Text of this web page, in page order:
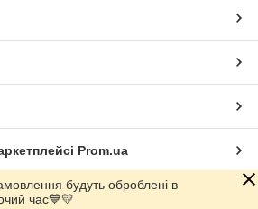
Prom.ua
будуть оброблені в
час💙💛